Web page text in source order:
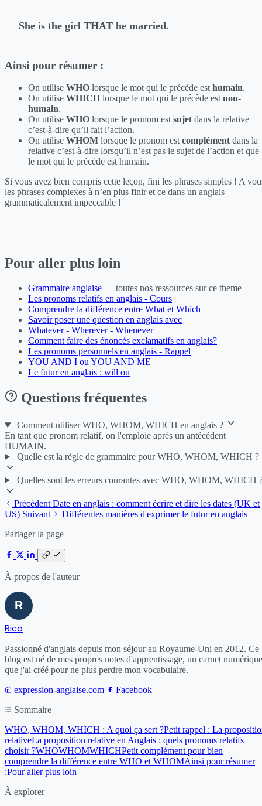
She is the girl THAT he married.
Ainsi pour résumer :
On utilise WHO lorsque le mot qui le précède esthumain.
On utilise WHICH lorsque le mot qui le précède estnon-
humain.
On utilise WHO lorsque le pronom estsujetdans la relative
c’est-à-dire qu’il fait l’action.
On utilise WHOM lorsque le pronom estcomplémentdans la
relative c’est-à-dire lorsqu’il n’est pas le sujet de l’action et que
le mot qui le précède est humain.
Si vous avez bien compris cette leçon, fini les phrases simples ! A
les phrases complexes à n’en plus finir et ce dans un anglais
grammaticalement impeccable !
Pour aller plus loin
Grammaire anglaise — toutes nos ressources sur ce theme
Les pronoms relatifs en anglais - Cours
Comprendre la différence entre What et Which
Savoir poser une question en anglais avec
Whatever - Wherever - Whenever
Comment faire des énoncés exclamatifs en anglais?
Les pronoms personnels en anglais - Rappel
YOU AND I ou YOU AND ME
Le futur en anglais : will ou
Questions fréquentes
Comment utiliser WHO, WHOM, WHICH en anglais ?
En tant que pronom relatif, on l'emploie après un antécédent
HUMAIN.
Quelle est la règle de grammaire pour WHO, WHOM, WHICH ?
Quelles sont les erreurs courantes avec WHO, WHOM, WHICH
Précédent Date en anglais : comment écrire et dire les dates (UK et
US) Suivant
Différentes manières d'exprimer le futur en anglais
Partager la page
À propos de l'auteur
Rico
Passionné d'anglais depuis mon séjour au Royaume-Uni en 2012. Ce
blog est né de mes propres notes d'apprentissage, un carnet numérique
que j'ai créé pour ne plus perdre mon vocabulaire.
expression-anglaise.com
Facebook
Sommaire
WHO, WHOM, WHICH : A quoi ça sert ?Petit rappel : La
relativeLa proposition relative en Anglais : quels pronoms relatifs
choisir ?WHOWHOMWHICHPetit complément pour bien
comprendre la différence entre WHO et WHOMAinsi pour résumer
:Pour aller plus loin
À explorer